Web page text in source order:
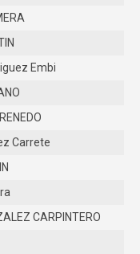
Embi
Carrete
CARPINTERO